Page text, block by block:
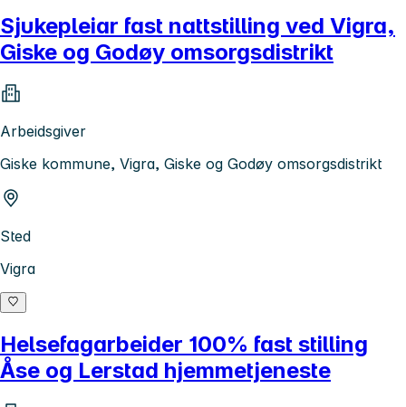
Sjukepleiar fast nattstilling ved Vigra,
Giske og Godøy omsorgsdistrikt
Arbeidsgiver
Giske kommune, Vigra, Giske og Godøy omsorgsdistrikt
Sted
Vigra
Helsefagarbeider 100% fast stilling
Åse og Lerstad hjemmetjeneste